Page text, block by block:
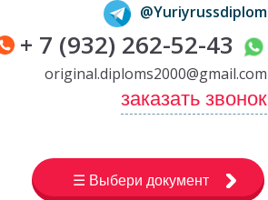
Оплата и доставка
Контакты
@Yuriyrussdiplom
+ 7 (932) 262-52-43
original.diploms2000@gmail.com
заказать звонок
☰ Выбери документ